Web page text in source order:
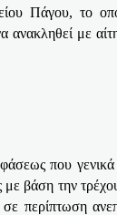
Πάγου, το
με
που
βάση την
περίπτωση